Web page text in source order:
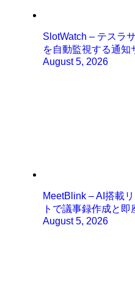
SlotWatch – テスラ
を自動監視する通知
August 5, 2026
MeetBlink – AI搭載
トで議事録作成と即
August 5, 2026